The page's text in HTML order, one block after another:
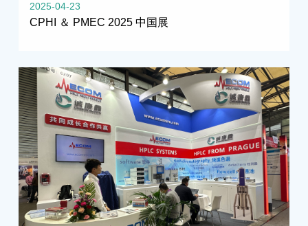
2025-04-23
CPHI ＆ PMEC 2025 中国展